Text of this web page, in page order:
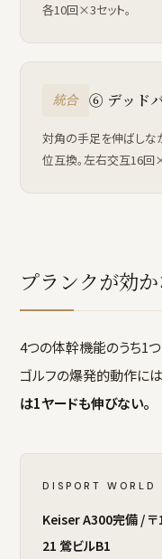
各10回×3セット。
統合 ⑥ デッド
対角の手足を伸ばしな
位互換。左右交互16回
プランクが効
4つの体幹機能のうち1
ゴルフの爆発的動作に
は1ヤードも伸びない。
DISPORT WORLD
Keiser A300完備 /
21 鶯ビルB1